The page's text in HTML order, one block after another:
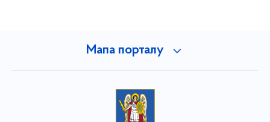
Мапа порталу